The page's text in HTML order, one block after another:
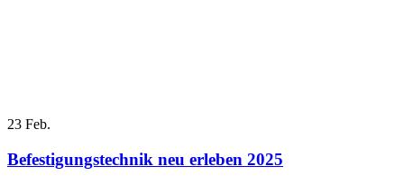
23 Feb.
Befestigungstechnik neu erleben 2025